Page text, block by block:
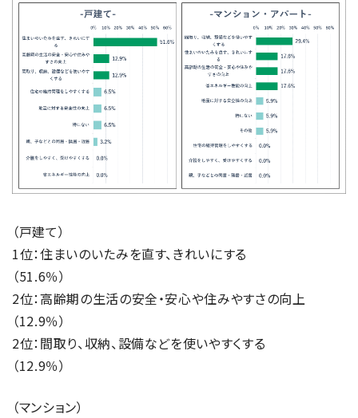
（戸建て）
1位：住まいのいたみを直す、きれいにする
（51.6％）
2位：高齢期の生活の安全・安心や住みやすさの向上
（12.9％）
2位：間取り、収納、設備などを使いやすくする
（12.9％）
（マンション）